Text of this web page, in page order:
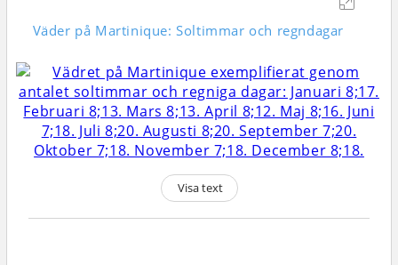
Väder på Martinique: Soltimmar och regndagar
Visa text